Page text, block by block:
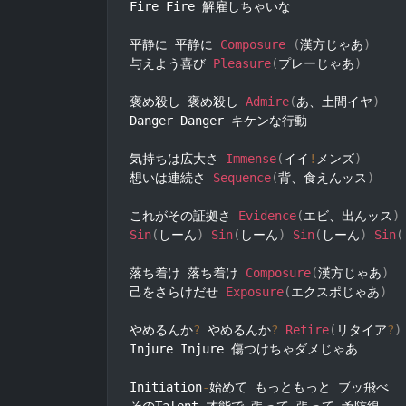
Fire Fire 解雇しちゃいな
平静に 平静に Composure (漢方じゃあ)
与えよう喜び Pleasure(プレーじゃあ)
褒め殺し 褒め殺し Admire(あ、土間イヤ)
Danger Danger キケンな行動
気持ちは広大さ Immense(イイ ! メンズ)
想いは連続さ Sequence(背、食えんッス )
これがその証拠さ Evidence(エビ、出んッス )
Sin( しーん) Sin( しーん) Sin( しーん) Sin(
落ち着け 落ち着け Composure(漢方じゃあ)
己をさらけだせ Exposure(エクスポじゃあ)
やめるんか? やめるんか? Retire( リタイア?)
Injure Injure 傷つけちゃダメじゃあ
Initiation-始めて もっともっと ブッ飛べ